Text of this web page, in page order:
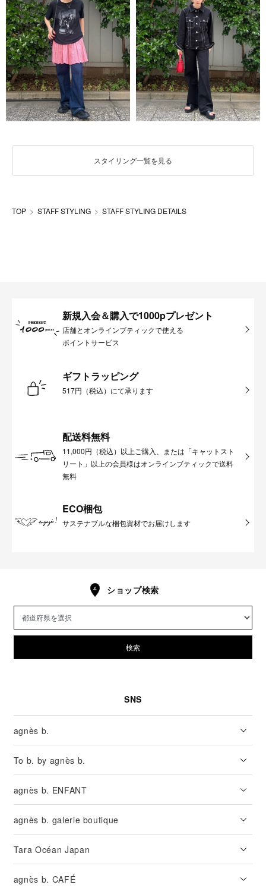
スタイリング一覧を見る
TOP STAFF STYLING STAFF STYLING DETAILS
新規入会＆購入で1000pプレゼント
店舗とオンラインブティックで使える
ポイントサービス
ギフトラッピング
517円（税込）にて承ります
配送料無料
11,000円（税込）以上ご購入、または「キャットスト
リート」以上の会員様はオンラインブティックで送料
無料
ECO梱包
サステナブルな梱包資材でお届けします
ショップ検索
検索
SNS
agnès b.
To b. by agnès b.
agnès b. ENFANT
agnès b. galerie boutique
Tara Océan Japan
agnès b. CAFÉ